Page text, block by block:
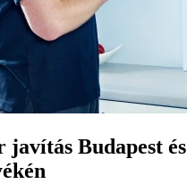
javítás Budapest és